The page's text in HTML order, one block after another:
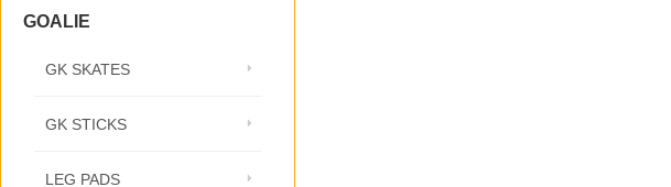
GOALIE
GK SKATES
GK STICKS
LEG PADS